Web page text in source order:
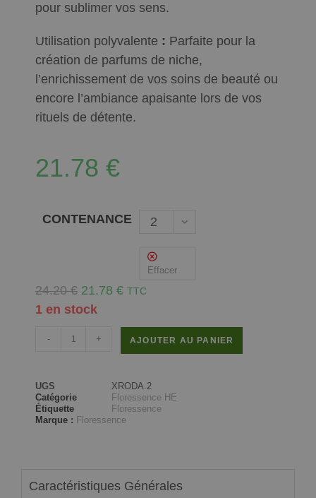
pour sublimer vos sens.
Utilisation polyvalente : Parfaite pour la
création de parfums de niche,
l’enrichissement de vos soins de beauté ou
encore l’ambiance apaisante lors de vos
rituels de détente.
21.78 €
CONTENANCE
2
Effacer
24.20€ 21.78 € TTC
1 en stock
- + AJOUTER AU PANIER
UGS
XRODA.2
Catégorie
Floressence HE
Étiquette
Floressence
Marque : Floressence
Caractéristiques Générales